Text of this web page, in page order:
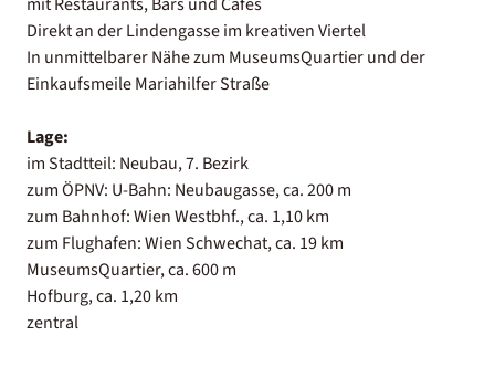
Direkt an der Lindengasse im kreativen Viertel
In unmittelbarer Nähe zum MuseumsQuartier und der
Einkaufsmeile Mariahilfer Straße
Lage:
im Stadtteil: Neubau, 7. Bezirk
zum ÖPNV: U-Bahn: Neubaugasse, ca. 200 m
zum Bahnhof: Wien Westbhf., ca. 1,10 km
zum Flughafen: Wien Schwechat, ca. 19 km
MuseumsQuartier, ca. 600 m
Hofburg, ca. 1,20 km
zentral